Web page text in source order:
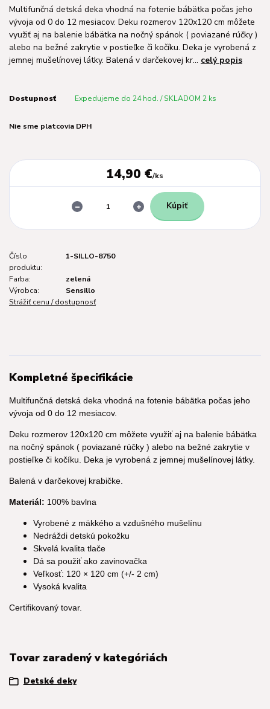
Multifunčná detská deka vhodná na fotenie bábätka počas jeho
vývoja od 0 do 12 mesiacov. Deku rozmerov 120x120 cm môžete
využiť aj na balenie bábätka na nočný spánok ( poviazané rúčky )
alebo na bežné zakrytie v postieľke či kočíku. Deka je vyrobená z
jemnej mušelínovej látky. Balená v darčekovej kr... celý popis
Dostupnosť Expedujeme do 24 hod. / SKLADOM 2 ks
Nie sme platcovia DPH
14,90 €/ks
Kúpiť
Číslo
produktu:
1-SILLO-8750
Farba:
zelená
Výrobca:
Sensillo
Strážiť cenu / dostupnosť
Kompletné špecifikácie
Multifunčná detská deka vhodná na fotenie bábätka počas jeho
vývoja od 0 do 12 mesiacov.
Deku rozmerov 120x120 cm môžete využiť aj na balenie bábätka
na nočný spánok ( poviazané rúčky ) alebo na bežné zakrytie v
postieľke či kočíku. Deka je vyrobená z jemnej mušelínovej látky.
Balená v darčekovej krabičke.
Materiál: 100% bavlna
Vyrobené z mäkkého a vzdušného mušelínu
Nedráždi detskú pokožku
Skvelá kvalita tlače
Dá sa použiť ako zavinovačka
Veľkosť: 120 × 120 cm (+/- 2 cm)
Vysoká kvalita
Certifikovaný tovar.
Tovar zaradený v kategóriách
Detské deky